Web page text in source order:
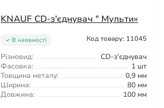
KNAUF CD-з'єднувач " Мульти»
В наявності Код товару: 11045
Різновид:
CD-з'єднувач
Фасовка:
1 шт
Товщина металу:
0,9 мм
Ширина:
80 мм
Довжина:
100 мм